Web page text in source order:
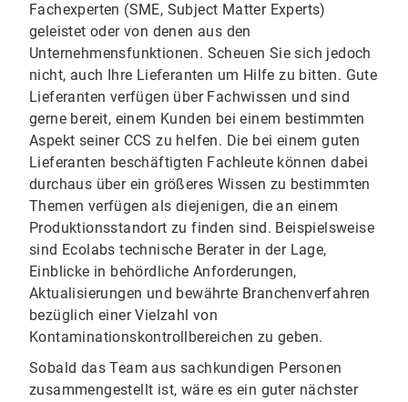
Fachexperten (SME, Subject Matter Experts)
geleistet oder von denen aus den
Unternehmensfunktionen. Scheuen Sie sich jedoch
nicht, auch Ihre Lieferanten um Hilfe zu bitten. Gute
Lieferanten verfügen über Fachwissen und sind
gerne bereit, einem Kunden bei einem bestimmten
Aspekt seiner CCS zu helfen. Die bei einem guten
Lieferanten beschäftigten Fachleute können dabei
durchaus über ein größeres Wissen zu bestimmten
Themen verfügen als diejenigen, die an einem
Produktionsstandort zu finden sind. Beispielsweise
sind Ecolabs technische Berater in der Lage,
Einblicke in behördliche Anforderungen,
Aktualisierungen und bewährte Branchenverfahren
bezüglich einer Vielzahl von
Kontaminationskontrollbereichen zu geben.
Sobald das Team aus sachkundigen Personen
zusammengestellt ist, wäre es ein guter nächster